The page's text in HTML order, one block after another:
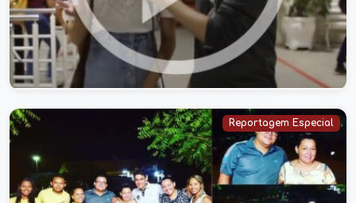
Conheça um pouco da vida algumas
personalidades LGBTQIA+ de Caxias
28/06/2021
Reportagem Especial